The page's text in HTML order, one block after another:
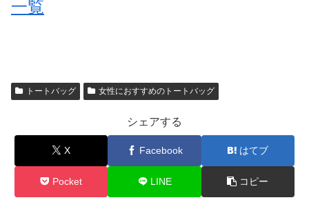
一覧
トートバッグ 女性におすすめのトートバッグ
シェアする
X Facebook はてブ
Pocket LINE コピー